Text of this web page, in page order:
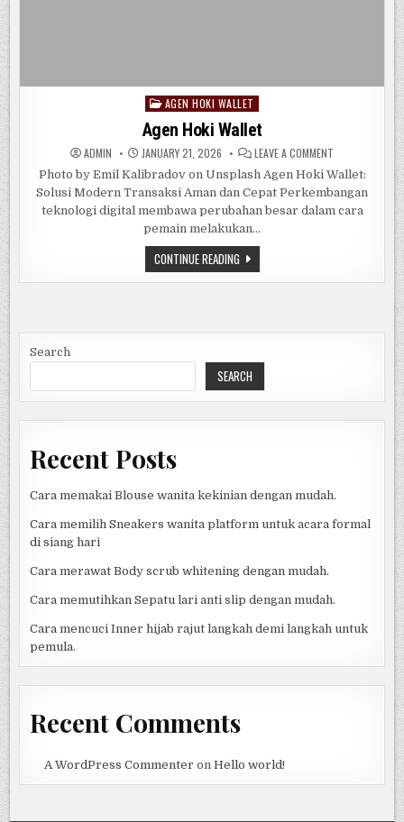
Posted
in
AGEN HOKI WALLET
Agen Hoki Wallet
ADMIN JANUARY 21, 2026 LEAVE A COMMENT
HOKI
Photo by Emil Kalibradov on Unsplash Agen Hoki Wallet:
Solusi Modern Transaksi Aman dan Cepat Perkembangan
teknologi digital membawa perubahan besar dalam cara
pemain melakukan…
CONTINUE READINGAGEN
HOKI
WALLET
Search
SEARCH
Recent Posts
Cara memakai Blouse wanita kekinian dengan mudah.
Cara memilih Sneakers wanita platform untuk acara formal
di siang hari
Cara merawat Body scrub whitening dengan mudah.
Cara memutihkan Sepatu lari anti slip dengan mudah.
Cara mencuci Inner hijab rajut langkah demi langkah untuk
pemula.
Recent Comments
A WordPress Commenter on Hello world!